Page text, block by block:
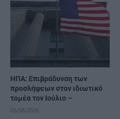
ΗΠΑ: Επιβράδυνση των
προσλήψεων στον ιδιωτικό
τομέα τον Ιούλιο –
05/08/2026